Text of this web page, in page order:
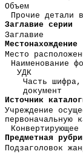
Объем
Прочие детали
Заглавие серии
Заглавие
Местонахождение
Место
Наименование
УДК
Часть шифра,
документ
Источник
Учреждение
первоначальную
Конвертирующее
Предметная
Подзаголовок